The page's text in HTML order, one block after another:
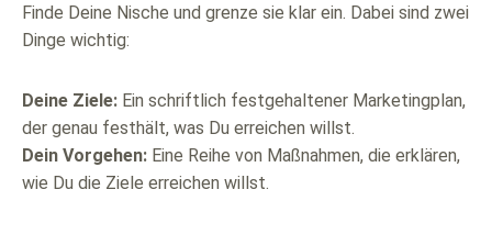
Finde Deine Nische und grenze sie klar ein. Dabei sind zwei
Dinge wichtig:
Deine Ziele: Ein schriftlich festgehaltener Marketingplan,
der genau festhält, was Du erreichen willst.
Dein Vorgehen: Eine Reihe von Maßnahmen, die erklären,
wie Du die Ziele erreichen willst.